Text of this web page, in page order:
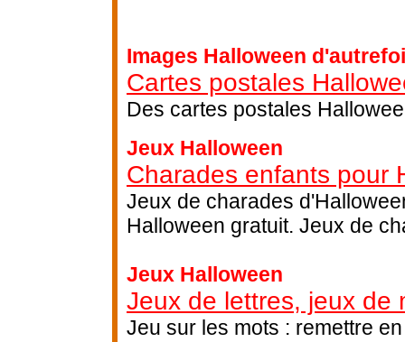
Images Halloween
Cartes postales
Des cartes postales
Jeux Halloween
Charades enfants pour
Jeux de charades
Halloween gratuit. Jeux de
Jeux Halloween
Jeux de lettres, jeux de
Jeu sur les mots : remettre